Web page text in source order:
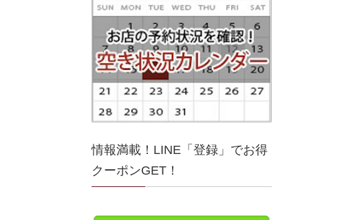
情報満載！LINE「登録」でお得
クーポンGET！